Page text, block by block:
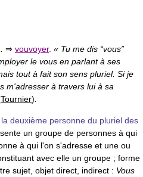
⇒ vouvoyer. « Tu me dis “vous”
le vous en parlant à ses
tout à fait son sens pluriel. Si je
m'adresser à travers lui à sa
Tournier)
deuxième personne du pluriel des
un groupe de personnes à qui
à qui l'on s'adresse et une ou
avec elle un groupe ; forme
sujet, objet direct, indirect : Vous